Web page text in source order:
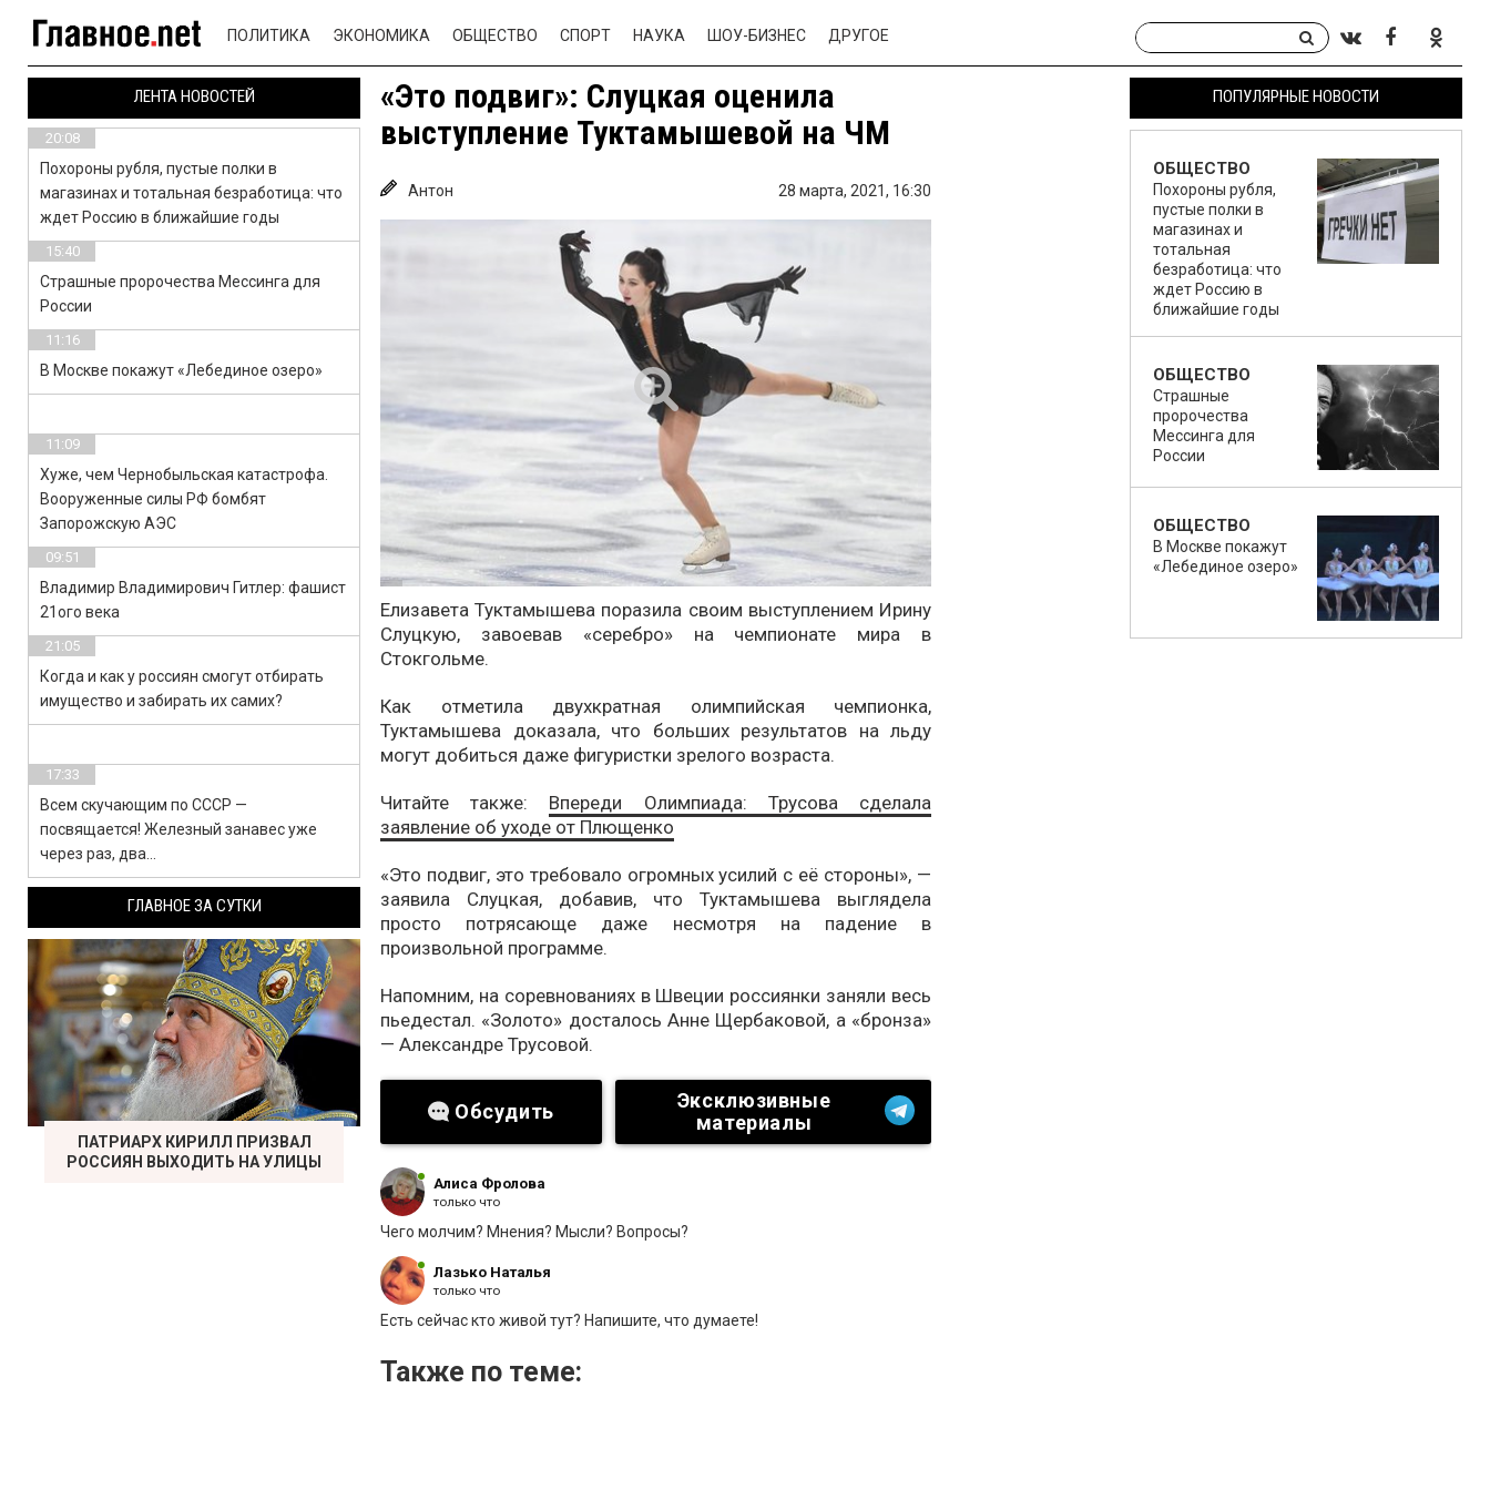
ПОЛИТИКА ЭКОНОМИКА ОБЩЕСТВО СПОРТ НАУКА ШОУ-БИЗНЕС ДРУГОЕ
«Это подвиг»: Слуцкая оценила
выступление Туктамышевой на ЧМ
Антон 28 марта, 2021, 16:30
Елизавета Туктамышева поразила своим выступлением Ирину
Слуцкую, завоевав «серебро» на чемпионате мира в
Стокгольме.
Как отметила двухкратная олимпийская чемпионка,
Туктамышева доказала, что больших результатов на льду
могут добиться даже фигуристки зрелого возраста.
Читайте также: Впереди Олимпиада: Трусова сделала
заявление об уходе от Плющенко
«Это подвиг, это требовало огромных усилий с её стороны», —
заявила Слуцкая, добавив, что Туктамышева выглядела
просто потрясающе даже несмотря на падение в
произвольной программе.
Напомним, на соревнованиях в Швеции россиянки заняли весь
пьедестал. «Золото» досталось Анне Щербаковой, а «бронза»
— Александре Трусовой.
Обсудить
Эксклюзивные
материалы
Лазько Наталья
только что
Есть сейчас кто живой тут? Напишите, что думаете!
Алиса Фролова
только что
Чего молчим? Мнения? Мысли? Вопросы?
Также по теме:
ПОПУЛЯРНЫЕ НОВОСТИ
ОБЩЕСТВО
Похороны рубля,
пустые полки в
магазинах и
тотальная
безработица: что
ждет Россию в
ближайшие годы
ОБЩЕСТВО
Страшные
пророчества
Мессинга для
России
ОБЩЕСТВО
В Москве покажут
«Лебединое озеро»
ЛЕНТА НОВОСТЕЙ
20:08
Похороны рубля, пустые полки в
магазинах и тотальная безработица: что
ждет Россию в ближайшие годы
15:40
Страшные пророчества Мессинга для
России
11:16
В Москве покажут «Лебединое озеро»
11:09
Хуже, чем Чернобыльская катастрофа.
Вооруженные силы РФ бомбят
Запорожскую АЭС
09:51
Владимир Владимирович Гитлер: фашист
21ого века
21:05
Когда и как у россиян смогут отбирать
имущество и забирать их самих?
17:33
Всем скучающим по СССР —
посвящается! Железный занавес уже
через раз, два…
ГЛАВНОЕ ЗА СУТКИ
ПАТРИАРХ КИРИЛЛ ПРИЗВАЛ
РОССИЯН ВЫХОДИТЬ НА УЛИЦЫ